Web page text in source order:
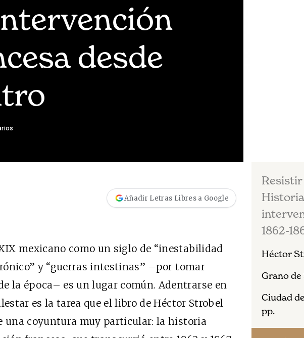
desde
Añadir Letras Libres a Google
mexicano como un siglo de “inestabilidad
y “guerras intestinas” –por tomar
la época– es un lugar común. Adentrarse en
es la tarea que el libro de Héctor Strobel
una coyuntura muy particular: la historia
Resistir
1862-
Héctor
Grano de
Ciudad
pp.